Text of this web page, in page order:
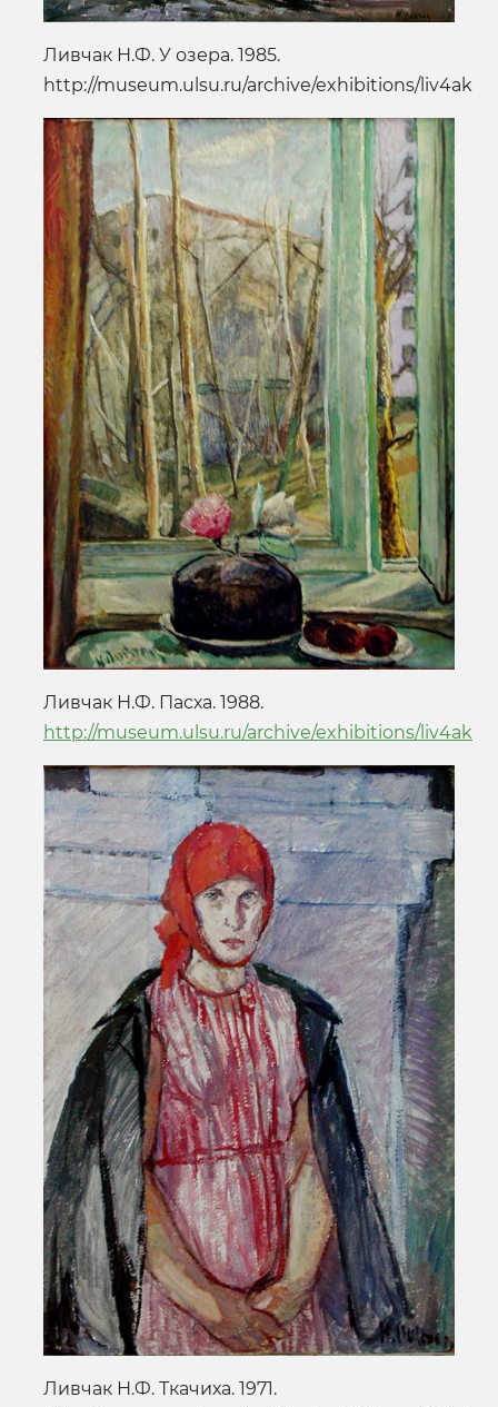
Ливчак Н.Ф. У озера. 1985.
http://museum.ulsu.ru/archive/exhibitions/liv4ak
Ливчак Н.Ф. Пасха. 1988.
http://museum.ulsu.ru/archive/exhibitions/liv4ak
Ливчак Н.Ф. Ткачиха. 1971.